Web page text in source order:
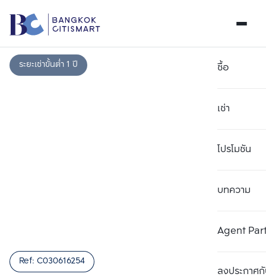
ซื้อ
เช่า
โปรโมชัน
บทความ
Agent
ลงประกาศกั
ระยะเช่าขั้นต่ำ 1 ปี
Ref: C030616254 เปรียบเทียบ